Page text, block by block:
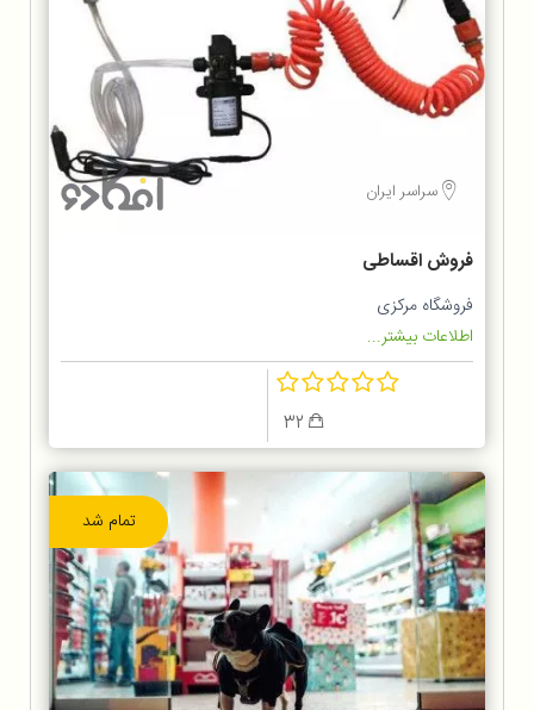
سراسر ایران
فروش اقساطی
فروشگاه مرکزی
اطلاعات بیشتر...
تمام شد